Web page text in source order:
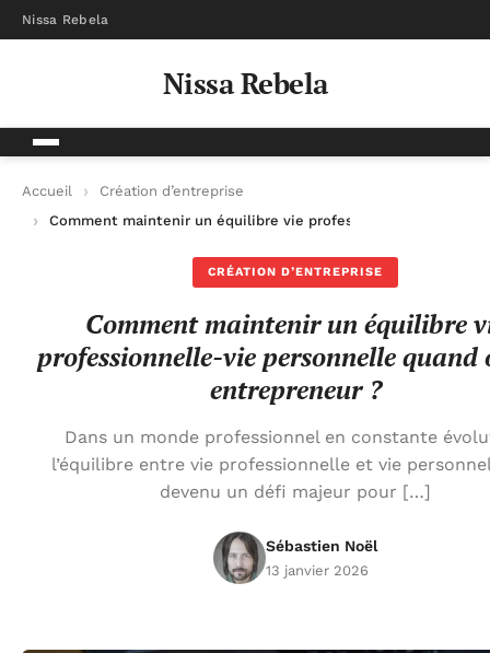
Nissa Rebela
Nissa Rebela
Accueil
Création d’entreprise
Comment maintenir un équilibre vie professionnelle-vie
CRÉATION D’ENTREPRISE
Comment maintenir un équilibre
professionnelle-vie personnelle quand
entrepreneur ?
Dans un monde professionnel en constante
l’équilibre entre vie professionnelle et vie
devenu un défi majeur pour […]
Sébastien Noël
13 janvier 2026